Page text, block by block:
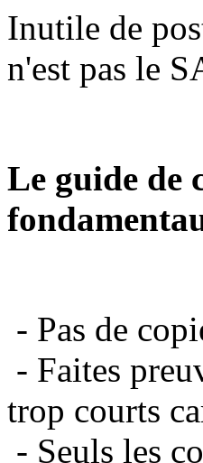
Inutile de
n'est pas le
Le guide de
- Pas de
- Faites
trop courts
- Seuls les